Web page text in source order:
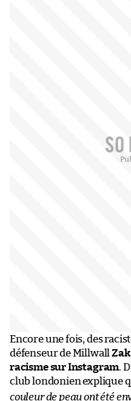
Encore une fois, des
défenseur de MillwallZak
racisme sur Instagram.
club londonien explique
couleur de peau ont été